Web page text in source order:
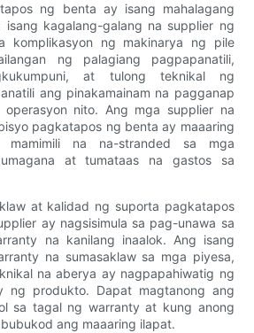
ng benta ay isang mahalagang
kagalang-galang na supplier ng
komplikasyon ng makinarya ng pile
ng palagiang pagpapanatili,
at tulong teknikal ng
ang pinakamainam na pagganap
nito. Ang mga supplier na
pagkatapos ng benta ay maaaring
mamimili na na-stranded sa mga
at tumataas na gastos sa
at kalidad ng suporta pagkatapos
ay nagsisimula sa pag-unawa sa
na kanilang inaalok. Ang isang
na sumasaklaw sa mga piyesa,
na aberya ay nagpapahiwatig ng
ng produkto. Dapat magtanong ang
sa tagal ng warranty at kung anong
ang maaaring ilapat.